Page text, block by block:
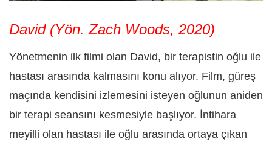
David (Yön. Zach Woods, 2020)
Yönetmenin ilk filmi olan David, bir terapistin oğlu ile
hastası arasında kalmasını konu alıyor. Film, güreş
maçında kendisini izlemesini isteyen oğlunun aniden
bir terapi seansını kesmesiyle başlıyor. İntihara
meyilli olan hastası ile oğlu arasında ortaya çıkan